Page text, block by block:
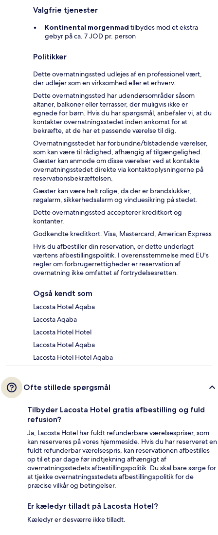
Valgfrie tjenester
Kontinental morgenmad tilbydes mod et ekstra
gebyr på ca. 7 JOD pr. person
Politikker
Dette overnatningssted udlejes af en professionel vært,
der udlejer som en virksomhed eller et erhverv.
Dette overnatningssted har udendørsområder såsom
altaner, balkoner eller terrasser, der muligvis ikke er
egnede for børn. Hvis du har spørgsmål, anbefaler vi, at du
kontakter overnatningsstedet inden ankomst for at
bekræfte, at de har et passende værelse til dig.
Overnatningsstedet har forbundne/tilstødende værelser,
som kan være til rådighed, afhængig af tilgængelighed.
Gæster kan anmode om disse værelser ved at kontakte
overnatningsstedet direkte via kontaktoplysningerne på
reservationsbekræftelsen.
Gæster kan være helt rolige, da der er brandslukker,
røgalarm, sikkerhedsalarm og vinduesikring på stedet.
Dette overnatningssted accepterer kreditkort og
kontanter.
Godkendte kreditkort: Visa, Mastercard, American Express
Hvis du afbestiller din reservation, er dette underlagt
værtens afbestillingspolitik. I overensstemmelse med EU's
regler om forbrugerrettigheder er reservation af
overnatning ikke omfattet af fortrydelsesretten.
Også kendt som
Lacosta Hotel Aqaba
Lacosta Aqaba
Lacosta Hotel Hotel
Lacosta Hotel Aqaba
Lacosta Hotel Hotel Aqaba
Ofte stillede spørgsmål
Tilbyder Lacosta Hotel gratis afbestilling og fuld
refusion?
Ja, Lacosta Hotel har fuldt refunderbare værelsespriser, som
kan reserveres på vores hjemmeside. Hvis du har reserveret en
fuldt refunderbar værelsespris, kan reservationen afbestilles
op til et par dage før indtjekning afhængigt af
overnatningsstedets afbestillingspolitik. Du skal bare sørge for
at tjekke overnatningsstedets afbestillingspolitik for de
præcise vilkår og betingelser.
Er kæledyr tilladt på Lacosta Hotel?
Kæledyr er desværre ikke tilladt.